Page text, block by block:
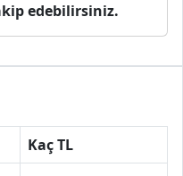
edebilirsiniz.
Kaç TL